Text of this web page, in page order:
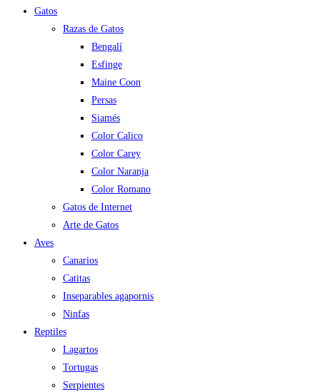
Gatos
Razas de Gatos
Bengalí
Esfinge
Maine Coon
Persas
Siamés
Color Calico
Color Carey
Color Naranja
Color Romano
Gatos de Internet
Arte de Gatos
Aves
Canarios
Catitas
Inseparables agapornis
Ninfas
Reptiles
Lagartos
Tortugas
Serpientes